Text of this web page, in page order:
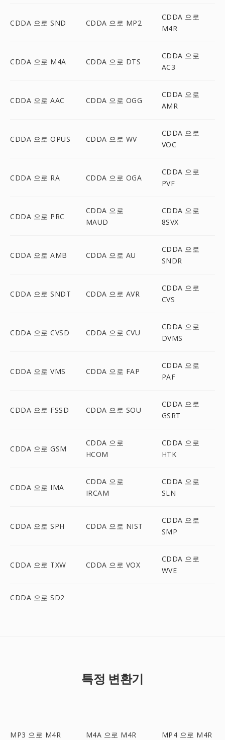
CDDA 으로 SND CDDA 으로 MP2
CDDA 으로
M4R
CDDA 으로 M4A CDDA 으로 DTS
CDDA 으로
AC3
CDDA 으로 AAC CDDA 으로 OGG
CDDA 으로
AMR
CDDA 으로 OPUS CDDA 으로 WV
CDDA 으로
VOC
CDDA 으로 RA CDDA 으로 OGA
CDDA 으로
PVF
CDDA 으로 PRC
CDDA 으로
MAUD
CDDA 으로
8SVX
CDDA 으로 AMB CDDA 으로 AU
CDDA 으로
SNDR
CDDA 으로 SNDT CDDA 으로 AVR
CDDA 으로
CVS
CDDA 으로 CVSD CDDA 으로 CVU
CDDA 으로
DVMS
CDDA 으로 VMS CDDA 으로 FAP
CDDA 으로
PAF
CDDA 으로 FSSD CDDA 으로 SOU
CDDA 으로
GSRT
CDDA 으로 GSM
CDDA 으로
HCOM
CDDA 으로
HTK
CDDA 으로 IMA
CDDA 으로
IRCAM
CDDA 으로
SLN
CDDA 으로 SPH CDDA 으로 NIST
CDDA 으로
SMP
CDDA 으로 TXW CDDA 으로 VOX
CDDA 으로
WVE
CDDA 으로 SD2
특정 변환기
MP3 으로 M4R M4A 으로 M4R MP4 으로 M4R